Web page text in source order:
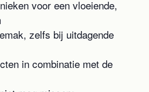
voor een vloeiende,
zelfs bij uitdagende
in combinatie met de